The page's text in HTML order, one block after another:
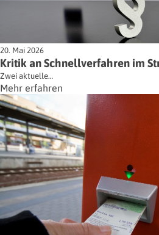
20. Mai 2026
Kritik an Schnellverfahren im
Zwei aktuelle…
Mehr erfahren